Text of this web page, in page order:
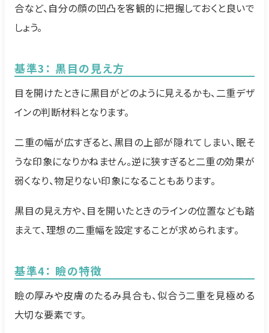
合など、自分の顔の凹凸を客観的に把握しておくと良いで
しょう。
基準3： 黒目の見え方
目を開けたときに黒目がどのように見えるかも、二重デザ
インの判断材料となります。
二重の幅が広すぎると、黒目の上部が隠れてしまい、眠そ
うな印象になりかねません。逆に狭すぎると二重の効果が
弱くなり、物足りない印象になることもあります。
黒目の見え方や、目を開いたときのラインの位置なども踏
まえて、理想の二重幅を設定することが求められます。
基準4： 瞼の特徴
瞼の厚みや皮膚のたるみ具合も、似合う二重を見極める
大切な要素です。